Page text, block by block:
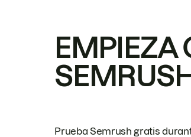
EMPIEZA
Prueba Semrush gratis